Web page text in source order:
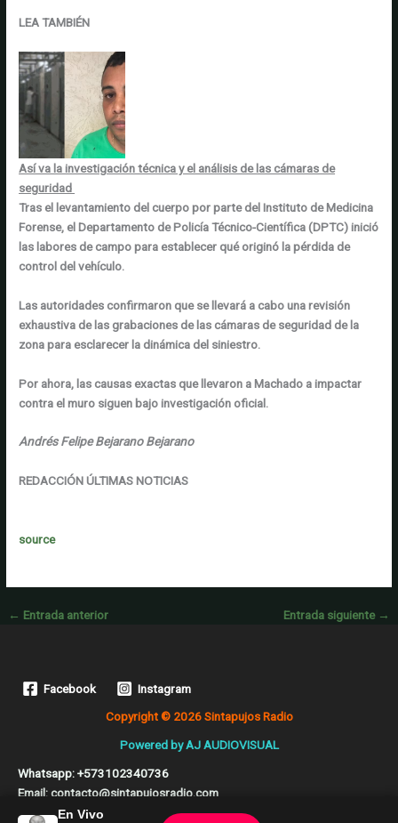
LEA TAMBIÉN
Así va la investigación técnica y el análisis de las cámaras de
seguridad
Tras el levantamiento del cuerpo por parte delInstituto de Medicina
Forense, elDepartamento de Policía Técnico-Científica (DPTC)inició
las labores de campo para establecer qué originó lapérdida de
control del vehículo.
Las autoridades confirmaron que se llevará a cabo unarevisión
exhaustiva de las grabaciones de las cámaras de seguridad de la
zona para esclarecer la dinámica del siniestro.
Por ahora, las causas exactas que llevaron a Machado a impactar
contra el muro siguen bajo investigación oficial.
Andrés Felipe Bejarano Bejarano
REDACCIÓN ÚLTIMAS NOTICIAS
source
← Entrada anterior Entrada siguiente →
Facebook
Instagram
Copyright © 2026 Sintapujos Radio
Powered byAJ AUDIOVISUAL
Whatsapp: +573102340736
Email: contacto@sintapujosradio.com
Bogotá - Colombia
En Vivo